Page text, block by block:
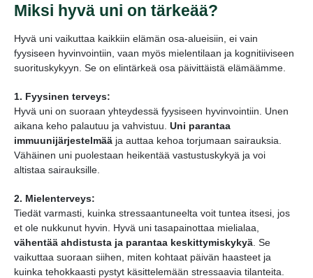
Miksi hyvä uni on tärkeää?
Hyvä uni vaikuttaa kaikkiin elämän osa-alueisiin, ei vain
fyysiseen hyvinvointiin, vaan myös mielentilaan ja kognitiiviseen
suorituskykyyn. Se on elintärkeä osa päivittäistä elämäämme.
1. Fyysinen terveys:
Hyvä uni on suoraan yhteydessä fyysiseen hyvinvointiin. Unen
aikana keho palautuu ja vahvistuu. Uni parantaa
immuunijärjestelmää ja auttaa kehoa torjumaan sairauksia.
Vähäinen uni puolestaan heikentää vastustuskykyä ja voi
altistaa sairauksille.
2. Mielenterveys:
Tiedät varmasti, kuinka stressaantuneelta voit tuntea itsesi, jos
et ole nukkunut hyvin. Hyvä uni tasapainottaa mielialaa,
vähentää ahdistusta ja parantaa keskittymiskykyä . Se
vaikuttaa suoraan siihen, miten kohtaat päivän haasteet ja
kuinka tehokkaasti pystyt käsittelemään stressaavia tilanteita.